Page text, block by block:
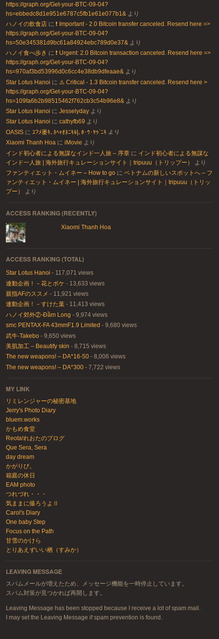
https://graph.org/Get-your-BTC-09-04?
hs=ebbedc8d1e951e6787c5fb1e61e077b1& より
ハノイの飲食店に ❗ Important - 2.0 Bitcoin transfer canceled. Resend here =>
https://graph.org/Get-your-BTC-09-04?
hs=50e345381d9bc61a84924ebc789d0e37&より
ハノイ食べ歩き に ❗ Urgent: 2.0 Bitcoin transaction canceled. Resend here =>
https://graph.org/Get-your-BTC-09-04?
hs=970af3bd53996d0c6cc4e38db9dfeaae&より
Star Lotus Hanoi に ⚠️ Critical - 1.3 Bitcoin transfer canceled. Resend here >
https://graph.org/Get-your-BTC-09-04?
hs=109fa6b2b98515462f762cb3c54b96e8& より
Star Lotus Hanoi に Jesselydayより
Star Lotus Hanoi に cathyfb69 より
OASISに ﾕ?ﾒ屡ｷ､ﾈﾍｬｵﾈﾆｷﾙ|､ﾎ･ｳ･ﾔｩ`ﾆｷより
Xiaomi Thanh Hoaに iMovie より
インド初心者による無謀なインド一人旅 – 序章に インド初心者による無謀な
インド一人旅 | 海外旅行キュレーションサイト｜tripuuu（トリップー）
より
ファンティエット・ムイネー – How to goに ベトナムの新しいスポットへ – フ
ァンティエット・ムイネー | 海外旅行キュレーションサイト｜tripuuu（トリッ
プー）
より
ACCESS RANKING (RECENTLY)
Xiaomi Thanh Hoa
ACCESS RANKING (TOTAL)
Star Lotus Hanoi - 117,071 views
連動企画！－花とボケ - 13,633 views
親指AFのススメ - 11,921 views
連動企画！－すけた葉- 11,413 views
ハノイ郊外②-Đầm Long - 9,974 views
smc PENTAX-FA 43mmF1.9 Limited - 9,680 views
武牛-Takebo- 9,650 views
美肌加工 – Beautify skin - 8,715 views
The new weapons! – DA*16-50- 8,006 views
The new weapons! – DA*300- 7,722 views
MY LINK
リミレンジャーの秘密基地
Jerry's Photo Diary
bluem.works
かもめ食堂
Reota!れおたのブログ
Que Sera, Sera
day dream
かがりび。
箱庭の休日
EAM photo
つれづれ・・・
気ままに撮ろうよⅡ
Carol's Diary
One baby Step
Focus on the Path
甘雪のかけら
とりあえずいい栖（すみか）
LEAVING MESSAGE
スパムメールが増えたため、メッセージ機能を一時停止しています。
スパム対策が見つかれば再開します。
Leaving Message has been stopped because I receive a lot of spam mail.
I may set the Leaving Message if spam prevention is found.